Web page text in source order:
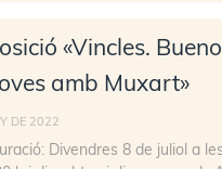
«Vincles.
amb Muxart»
DE 2022
Divendres 8 de juliol a